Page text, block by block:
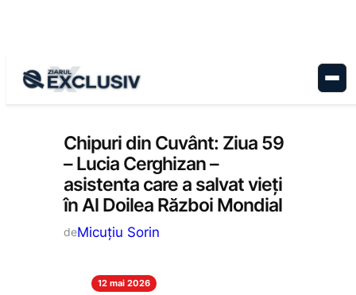
Cultură, Stiri la zi
Chipuri din Cuvânt: Ziua 59
– Lucia Cerghizan –
asistenta care a salvat vieți
în Al Doilea Război Mondial
deMicuțiu Sorin
12 mai 2026